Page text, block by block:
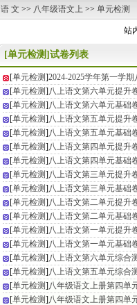
语 文 >> 八年级语文上 >> 单元检测
站
[单元检测]试卷列表
[单元检测]2024-2025学年第一学
[单元检测]八上语文第六单元提升
[单元检测]八上语文第六单元基础
[单元检测]八上语文第五单元提升
[单元检测]八上语文第五单元基础
[单元检测]八上语文第四单元提升
[单元检测]八上语文第四单元基础
[单元检测]八上语文第三单元提升
[单元检测]八上语文第三单元基础
[单元检测]八上语文第二单元提升
[单元检测]八上语文第二单元基础
[单元检测]八上语文第一单元提升
[单元检测]八上语文第一单元基础
[单元检测]八上语文第六单元综合
[单元检测]八上语文第五单元综合
[单元检测]八年级语文上册第四单
[单元检测]八年级语文上册第四单